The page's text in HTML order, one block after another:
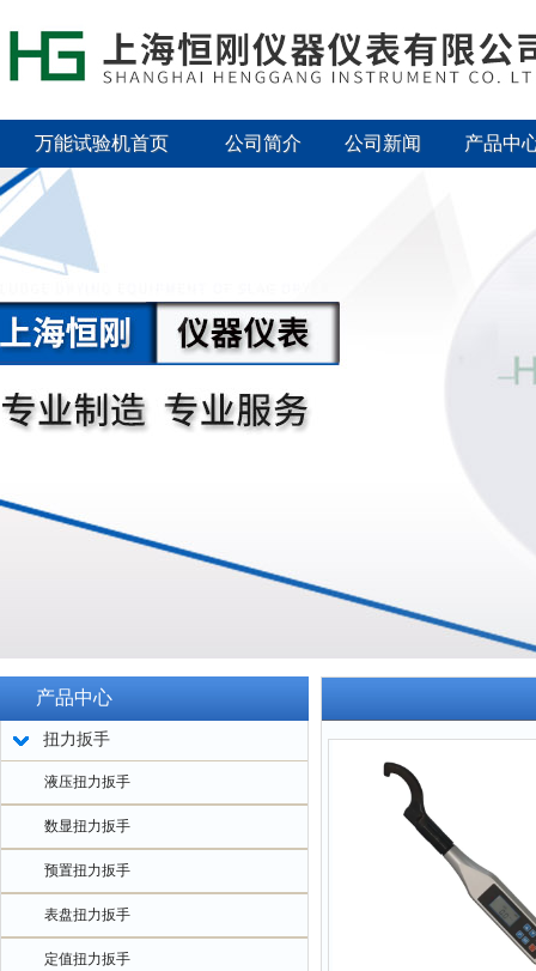
万能试验机首页 公司简介 公司新闻 产品中
产品中心
扭力扳手
液压扭力扳手
数显扭力扳手
预置扭力扳手
表盘扭力扳手
定值扭力扳手